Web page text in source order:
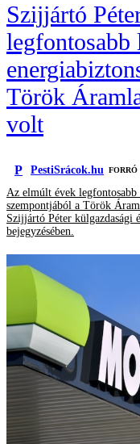
Szijjártó
legfontosabb
Török
volt
P PestiSrácok.hu FORRÓ
Az elmúlt évek legfontosabb
szempontjából a Török
Szijjártó Péter külgazdasági
bejegyzésében.